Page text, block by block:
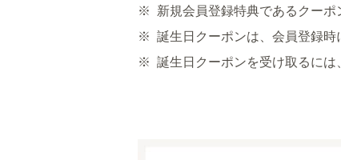
※
新規会員登録特典であるクーポ
※ 誕生日クーポンは、会員登録時
※ 誕生日クーポンを受け取るに